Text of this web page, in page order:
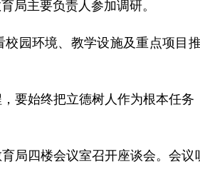
局主要负责人参加调研。
园环境、教学设施及重点项目
要始终把立德树人作为根本任
局四楼会议室召开座谈会。会